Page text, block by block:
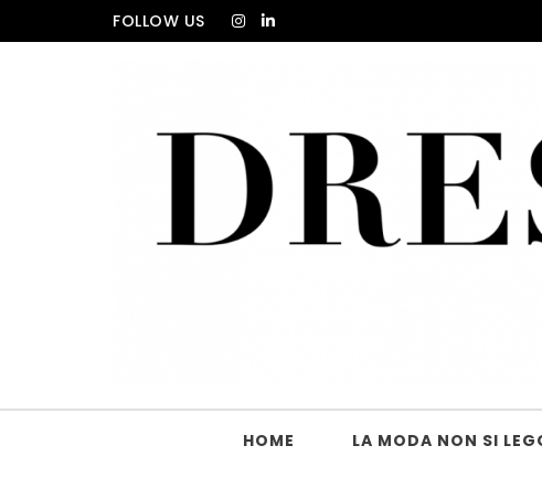
Skip to contentFOLLOW US
HOME LA MODA NON SI